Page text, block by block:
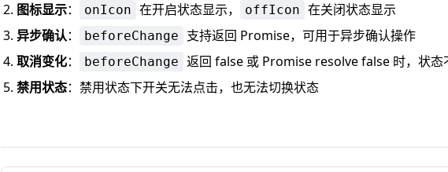
图标显示： onIcon 在开启状态显示， offIcon 在关闭状态显示
异步确认： beforeChange
支持返回 Promise，可用于异步确认操作
取消变化： beforeChange 返回 false 或 Promise resolve false 时，状态
禁用状态：禁用状态下开关无法点击，也无法切换状态